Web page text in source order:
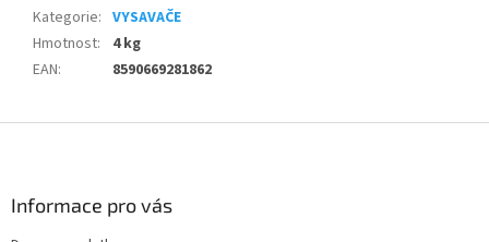
Kategorie: VYSAVAČE
Hmotnost:
4 kg
EAN: 8590669281862
Informace pro vás